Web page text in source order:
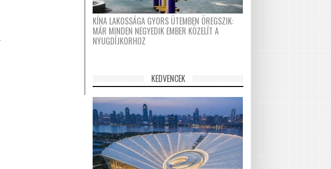
KÍNA LAKOSSÁGA GYORS ÜTEMBEN ÖREGSZIK:
MÁR MINDEN NEGYEDIK EMBER KÖZELÍT A
NYUGDÍJKORHOZ
KEDVENCEK